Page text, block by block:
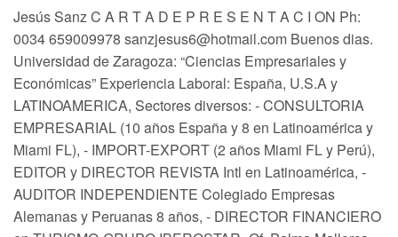
Jesús Sanz C A R T A D E P R E S E N T A C I ON Ph:
0034 659009978 sanzjesus6@hotmail.com Buenos dias.
Universidad de Zaragoza: “Ciencias Empresariales y
Económicas” Experiencia Laboral: España, U.S.A y
LATINOAMERICA, Sectores diversos: - CONSULTORIA
EMPRESARIAL (10 años España y 8 en Latinoamérica y
Miami FL), - IMPORT-EXPORT (2 años Miami FL y Perú),
EDITOR y DIRECTOR REVISTA Intl en Latinoamérica, -
AUDITOR INDEPENDIENTE Colegiado Empresas
Alemanas y Peruanas 8 años, - DIRECTOR FINANCIERO